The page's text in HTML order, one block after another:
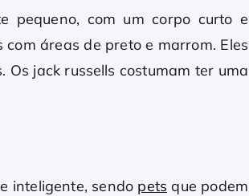
pequeno, com um corpo curto e
áreas de preto e marrom. Eles
jack russells costumam ter uma
inteligente, sendo pets que podem